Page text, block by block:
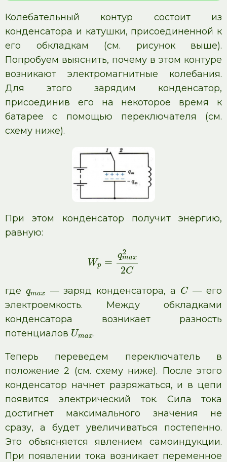
Колебательный контур состоит из
конденсатора и катушки, присоединенной к
его обкладкам (см. рисунок выше).
Попробуем выяснить, почему в этом контуре
возникают электромагнитные колебания.
Для этого зарядим конденсатор,
присоединив его на некоторое время к
батарее с помощью переключателя (см.
схему ниже).
При этом конденсатор получит энергию,
равную:
Wp =
q2
max
2C
где qmax — заряд конденсатора, а C— его
электроемкость. Между обкладками
конденсатора возникает разность
потенциалов Umax.
Теперь переведем переключатель в
положение 2 (см. схему ниже). После этого
конденсатор начнет разряжаться, и в цепи
появится электрический ток. Сила тока
достигнет максимального значения не
сразу, а будет увеличиваться постепенно.
Это объясняется явлением самоиндукции.
При появлении тока возникает переменное